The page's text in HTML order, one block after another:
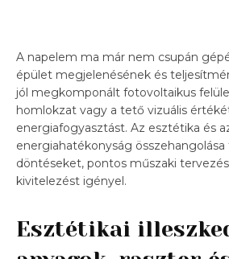
A napelem ma már nem csupán
épület megjelenésének és
jól megkomponált fotovoltaikus
homlokzat vagy a tető vizuális
energiafogyasztást. Az esztétika és
energiahatékonyság
döntéseket, pontos műszaki
kivitelezést igényel.
Esztétikai